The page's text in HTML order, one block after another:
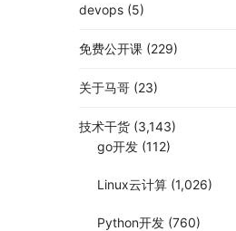
devops (5)
免费公开课 (229)
关于马哥 (23)
技术干货 (3,143)
go开发 (112)
Linux云计算 (1,026)
Python开发 (760)